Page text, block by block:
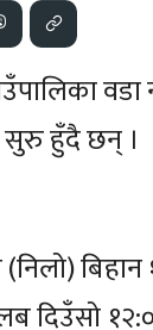
सुरु हुँदै छन् ।
बिहान
दिउँसो